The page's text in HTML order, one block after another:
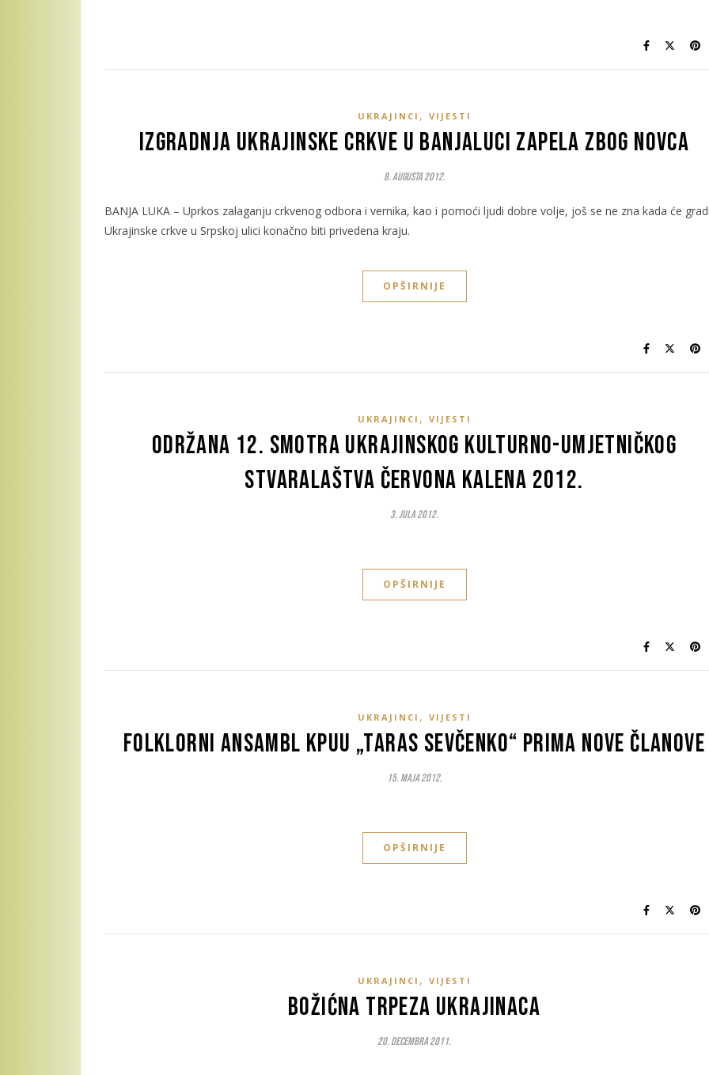
UKRAJINCI , VIJESTI
Izgradnja Ukrajinske crkve u Banjaluci zapela zbog novca
8. Augusta 2012.
BANJA LUKA – Uprkos zalaganju crkvenog odbora i vernika, kao i pomoći ljudi dobre volje, još se ne zna kada će
Ukrajinske crkve u Srpskoj ulici konačno biti privedena kraju.
OPŠIRNIJE
UKRAJINCI , VIJESTI
Održana 12. Smotra ukrajinskog kulturno-umjetničkog
stvaralaštva Červona Kalena 2012.
3. Jula 2012.
OPŠIRNIJE
UKRAJINCI , VIJESTI
Folklorni ansambl KPUU „Taras Sevčenko“ prima nove članove
15. Maja 2012.
OPŠIRNIJE
UKRAJINCI , VIJESTI
Božićna trpeza Ukrajinaca
20. Decembra 2011.